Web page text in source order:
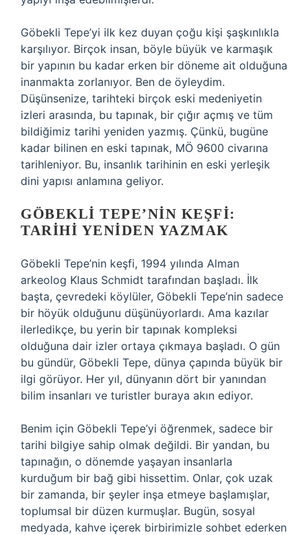
Göbekli Tepe’yi ilk kez duyan çoğu kişi şaşkınlıkla
karşılıyor. Birçok insan, böyle büyük ve karmaşık
bir yapının bu kadar erken bir döneme ait olduğuna
inanmakta zorlanıyor. Ben de öyleydim.
Düşünsenize, tarihteki birçok eski medeniyetin
izleri arasında, bu tapınak, bir çığır açmış ve tüm
bildiğimiz tarihi yeniden yazmış. Çünkü, bugüne
kadar bilinen en eski tapınak, MÖ 9600 civarına
tarihleniyor. Bu, insanlık tarihinin en eski yerleşik
dini yapısı anlamına geliyor.
GÖBEKLI TEPE’NIN KEŞFI:
TARIHI YENIDEN YAZMAK
Göbekli Tepe’nin keşfi, 1994 yılında Alman
arkeolog Klaus Schmidt tarafından başladı. İlk
başta, çevredeki köylüler, Göbekli Tepe’nin sadece
bir höyük olduğunu düşünüyorlardı. Ama kazılar
ilerledikçe, bu yerin bir tapınak kompleksi
olduğuna dair izler ortaya çıkmaya başladı. O gün
bu gündür, Göbekli Tepe, dünya çapında büyük bir
ilgi görüyor. Her yıl, dünyanın dört bir yanından
bilim insanları ve turistler buraya akın ediyor.
Benim için Göbekli Tepe’yi öğrenmek, sadece bir
tarihi bilgiye sahip olmak değildi. Bir yandan, bu
tapınağın, o dönemde yaşayan insanlarla
kurduğum bir bağ gibi hissettim. Onlar, çok uzak
bir zamanda, bir şeyler inşa etmeye başlamışlar,
toplumsal bir düzen kurmuşlar. Bugün, sosyal
medyada, kahve içerek birbirimizle sohbet ederken